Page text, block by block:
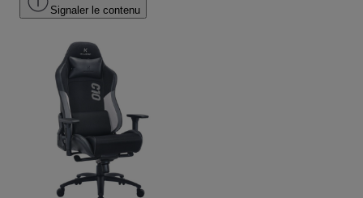
Signaler le contenu